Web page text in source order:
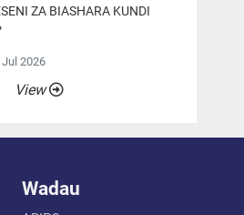
ZA BIASHARA KUNDI
Jul 2026
View
Wadau